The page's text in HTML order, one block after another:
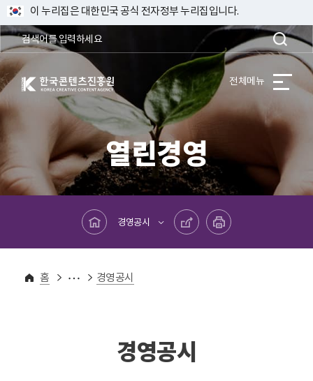
이 누리집은 대한민국 공식 전자정부 누리집입니다.
한국콘텐츠진흥원 KOREA CREATIVE CONTENT AGENCY 전체메뉴
열린경영
메인페이지로 바로가기
경영공시
공유하기 프린트하기
홈
열린경영
경영공시 경영공시
경영공시